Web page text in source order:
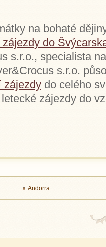
na bohaté
do
s.r.o., specialista
s.r.o.
zájezdy do celého
zájezdy do
Andorra